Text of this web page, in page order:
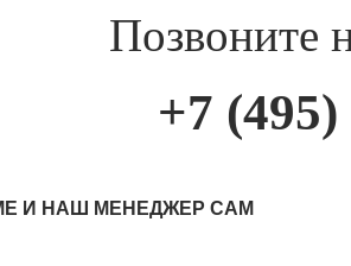
Позвоните
+7 (495)
И НАШ МЕНЕДЖЕР САМ